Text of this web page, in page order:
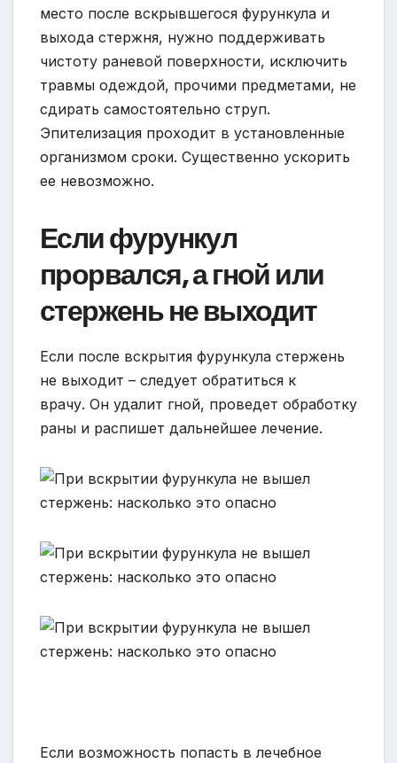
место после вскрывшегося фурункула и
выхода стержня, нужно поддерживать
чистоту раневой поверхности, исключить
травмы одеждой, прочими предметами, не
сдирать самостоятельно струп.
Эпителизация проходит в установленные
организмом сроки. Существенно ускорить
ее невозможно.
Если фурункул
прорвался, а гной или
стержень не выходит
Если после вскрытия фурункула стержень
не выходит – следует обратиться к
врачу. Он удалит гной, проведет обработку
раны и распишет дальнейшее лечение.
Если возможность попасть в лечебное